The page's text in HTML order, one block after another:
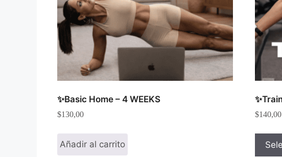
✨Basic Home – 4 WEEKS
$130,00
Añadir al carrito
$140,00